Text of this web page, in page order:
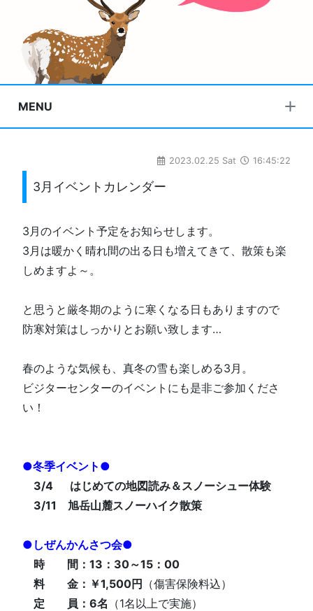
MENU
2023.02.25 Sat 16:45:22
3月イベントカレンダー
3月のイベント予定をお知らせします。
3月は暖かく晴れ間の出る日も増えてきて、散策も楽
しめますよ～。
と思うと厳冬期のように寒くなる日もありますので
防寒対策はしっかりとお願い致します…
春のような気候も、真冬の雪も楽しめる3月。
ビジターセンターのイベントにも是非ご参加くださ
い！
●冬季イベント●
3/4 はじめての地図読み＆スノーシュー体験
3/11 旭岳山麓スノーハイク散策
●しぜんかんさつ会●
時 間：13：30～15：00
料 金： ￥1,500円 （傷害保険料込）
定 員：6名 （1名以上で実施）